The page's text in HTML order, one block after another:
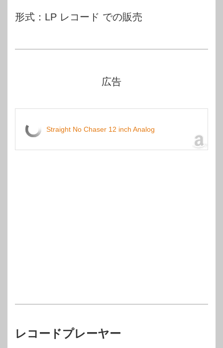
形式：LP レコード での販売
広告
Straight No Chaser 12 inch Analog
レコードプレーヤー